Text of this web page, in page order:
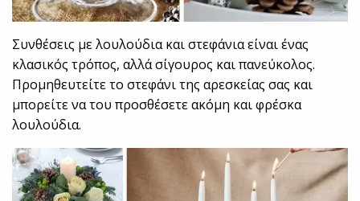
Συνθέσεις με λουλούδια και στεφάνια είναι ένας
κλασικός τρόπος, αλλά σίγουρος και πανεύκολος.
Προμηθευτείτε το στεφάνι της αρεσκείας σας και
μπορείτε να του προσθέσετε ακόμη και φρέσκα
λουλούδια.